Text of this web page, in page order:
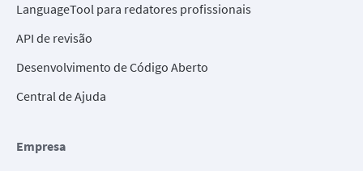
LanguageTool para redatores profissionais
API de revisão
Desenvolvimento de Código Aberto
Central de Ajuda
Empresa